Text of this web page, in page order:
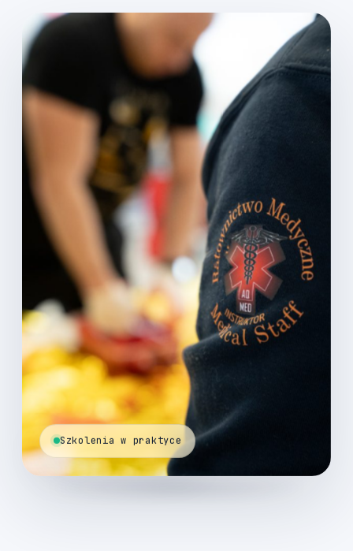
Szkolenia w praktyce